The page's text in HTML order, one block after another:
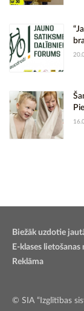
Biežāk uzdotie
E-klases
Reklāma
© SIA “Izglītības